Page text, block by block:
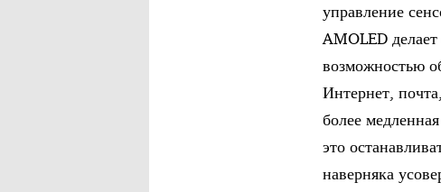
управление
AMOLED
возможностью
Интернет,
более
это
наверняка